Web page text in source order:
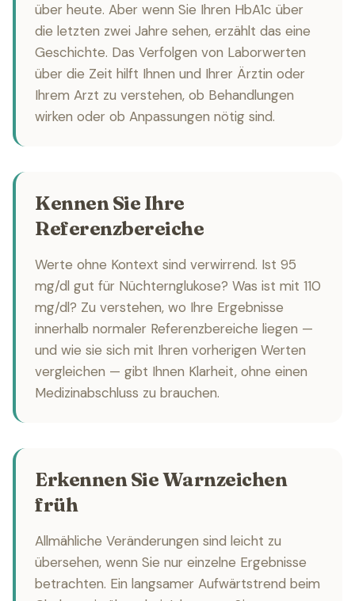
über heute. Aber wenn Sie Ihren HbA1c über
die letzten zwei Jahre sehen, erzählt das eine
Geschichte. Das Verfolgen von Laborwerten
über die Zeit hilft Ihnen und Ihrer Ärztin oder
Ihrem Arzt zu verstehen, ob Behandlungen
wirken oder ob Anpassungen nötig sind.
Kennen Sie Ihre
Referenzbereiche
Werte ohne Kontext sind verwirrend. Ist 95
mg/dl gut für Nüchternglukose? Was ist mit 110
mg/dl? Zu verstehen, wo Ihre Ergebnisse
innerhalb normaler Referenzbereiche liegen —
und wie sie sich mit Ihren vorherigen Werten
vergleichen — gibt Ihnen Klarheit, ohne einen
Medizinabschluss zu brauchen.
Erkennen Sie Warnzeichen
früh
Allmähliche Veränderungen sind leicht zu
übersehen, wenn Sie nur einzelne Ergebnisse
betrachten. Ein langsamer Aufwärtstrend beim